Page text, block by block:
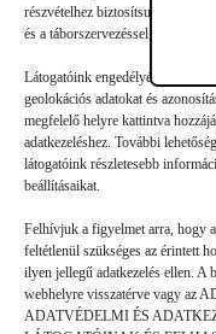
részvételhez biztosítsuk a
és a táborszervezéssel
Látogatóink engedélyével mi és a
geolokációs adatokat és
megfelelő helyre kattintva
adatkezeléshez. További
látogatóink részletesebb
beállításaikat.
Felhívjuk a figyelmet arra, hogy
feltétlenül szükséges az érintett
ilyen jellegű adatkezelés ellen. A
webhelyre visszatérve vagy az
ADATVÉDELMI ÉS
Hozzászólás